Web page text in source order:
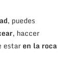
, puedes
, haccer
estaren la roca